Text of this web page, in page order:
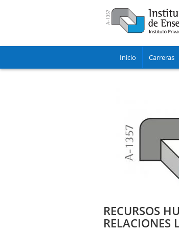
Inicio Carreras
RECURSOS
RELACIONES